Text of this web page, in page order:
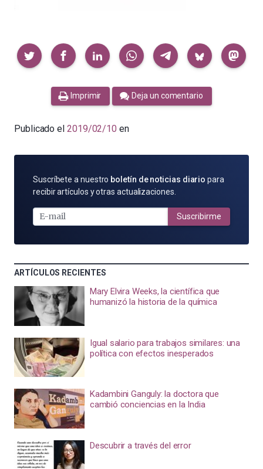
Compartir
Imprimir Deja un comentario
Publicado el 2019/02/10 en
SUSCRÍBETE
POR
MAIL
Suscríbete a nuestro boletín de noticias diario para
recibir artículos y otras actualizaciones.
Suscribirme
ARTÍCULOS RECIENTES
Mary Elvira Weeks, la científica que
humanizó la historia de la química
Igual salario para trabajos similares: una
política con efectos inesperados
Kadambini Ganguly: la doctora que
cambió conciencias en la India
Descubrir a través del error